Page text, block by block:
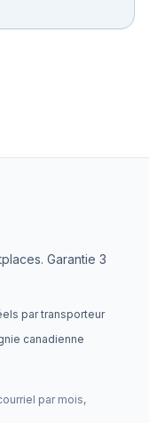
Garantie 3
par transporteur
canadienne
par mois,